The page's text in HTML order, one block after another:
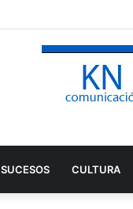
SUCESOS CULTURA